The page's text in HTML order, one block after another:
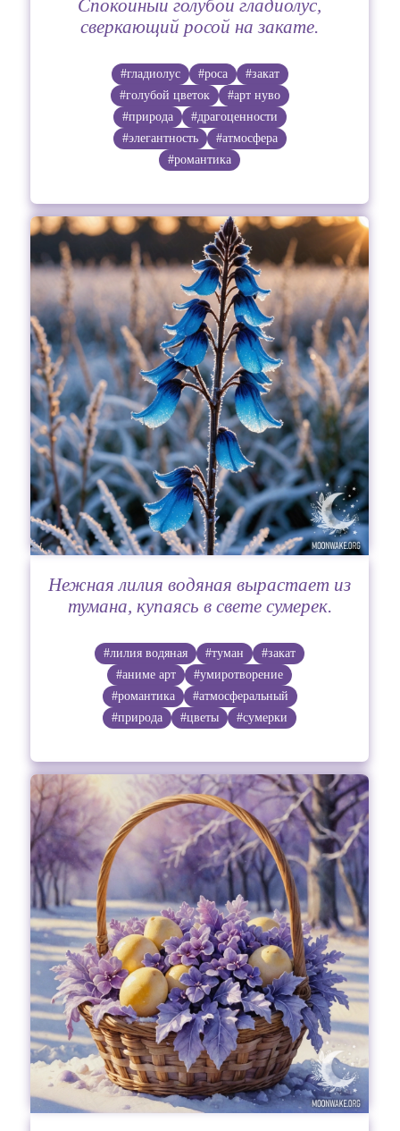
Спокойный голубой гладиолус,
сверкающий росой на закате.
#гладиолус #роса
#закат
#голубой цветок
#арт нуво
#природа
#драгоценности
#элегантность
#атмосфера
#романтика
Нежная лилия водяная вырастает из
тумана, купаясь в свете сумерек.
#лилия водяная #туман
#закат
#аниме арт
#умиротворение
#романтика
#атмосферальный
#природа
#цветы #сумерки